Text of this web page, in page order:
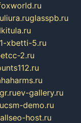
liura.ruglasspb.ru
xbetti-5.ru
2.ru
ev-gallery.ru
csm-demo.ru
allseo-host.ru